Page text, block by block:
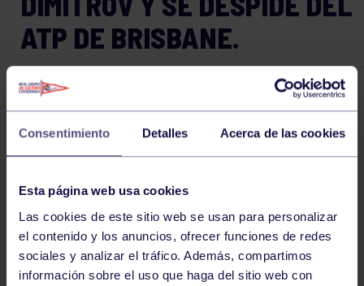
Consentimiento Detalles Acerca de las cookies
Esta página web usa cookies
Las cookies de este sitio web se usan para personalizar
el contenido y los anuncios, ofrecer funciones de redes
sociales y analizar el tráfico. Además, compartimos
información sobre el uso que haga del sitio web con
ATP DE BRISBANE.
Comparte
NOTICIAS RELACIONADAS